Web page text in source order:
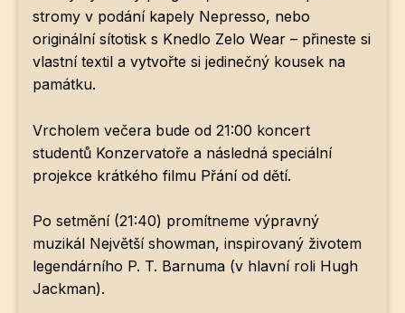
stromy v podání kapely Nepresso, nebo
originální sítotisk s Knedlo Zelo Wear – přineste si
vlastní textil a vytvořte si jedinečný kousek na
památku.
Vrcholem večera bude od 21:00 koncert
studentů Konzervatoře a následná speciální
projekce krátkého filmu Přání od dětí.
Po setmění (21:40) promítneme výpravný
muzikál Největší showman, inspirovaný životem
legendárního P. T. Barnuma (v hlavní roli Hugh
Jackman).